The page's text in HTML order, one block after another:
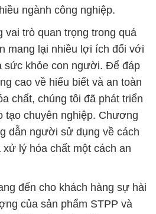
ngành công nghiệp.
vai trò quan trọng trong quá
mang lại nhiều lợi ích đối với
sức khỏe con người. Để đáp
cao về hiểu biết và an toàn
chất, chúng tôi đã phát triển
tạo chuyên nghiệp. Chương
dẫn người sử dụng về cách
lý hóa chất một cách an
đến cho khách hàng sự hài
của sản phẩm STPP và